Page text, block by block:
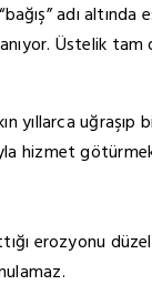
adı altında
Üstelik tam
yıllarca uğraşıp
hizmet
erozyonu